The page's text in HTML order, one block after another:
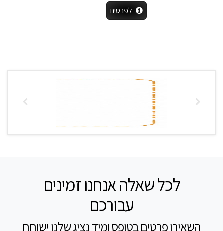
לפרטים
לכל שאלה אנחנו זמינים
עבורכם
השאירו פרטים בטופס ומיד נציג שלנו ישוחח